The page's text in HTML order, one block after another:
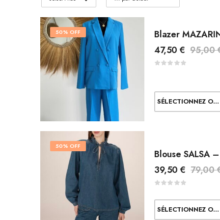
50% OFF
Blazer
47,50 € 95,00
SÉLECTIONNEZ OPTIONS
50% OFF
Blouse SALSA
39,50 € 79,00
SÉLECTIONNEZ OPTIONS